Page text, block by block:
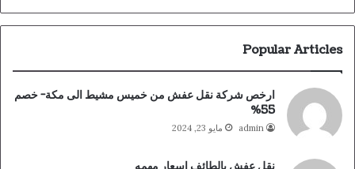
Popular Articles
ارخص شركة نقل عفش من خميس مشيط الى مكة- خصم
55%
admin مايو 23, 2024